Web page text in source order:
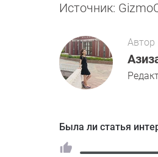
Источник:
Автор
Была ли статья